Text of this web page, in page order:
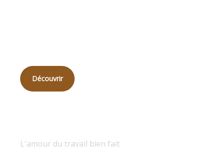
Découvrir
L'amour du travail bien fait